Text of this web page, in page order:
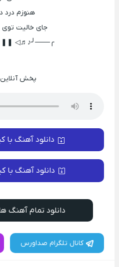
هنوزم درد
جای خالیت
▷♬♪╰───╮
پخش
دانلود آهنگ با
دانلود آهنگ با
دانلود تمام آهنگ
کانال تلگرام صداورس